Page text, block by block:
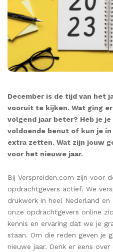
December is de tijd van het
vooruit te kijken. Wat ging
volgend jaar beter? Heb je
voldoende benut of kun je
extra zetten. Wat zijn jouw
voor het nieuwe jaar.
Bij Verspreiden.com zijn voor
opdrachtgevers actief. We
drukwerk in heel Nederland
onze opdrachtgevers online
kennis en ervaring dat we je
staan. Om die reden geven je
nieuwe jaar. Denk er eens